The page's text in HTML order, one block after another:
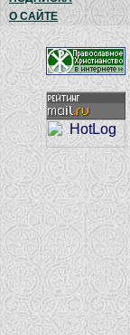
О САЙТЕ